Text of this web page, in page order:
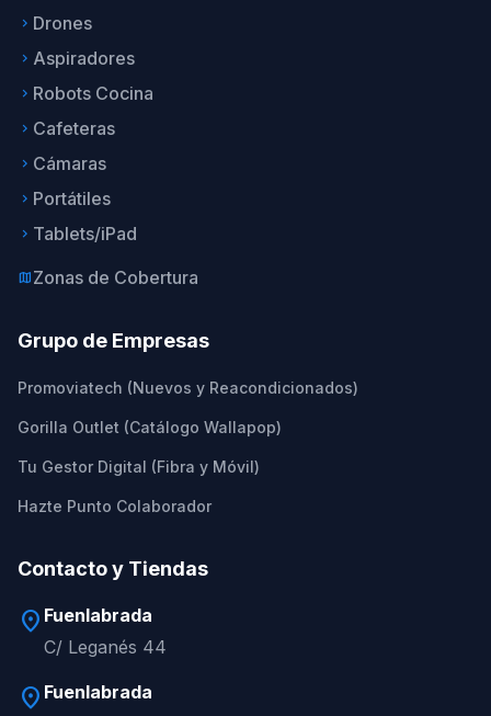
keyboard_arrow_right Drones
keyboard_arrow_right Aspiradores
keyboard_arrow_right Robots Cocina
keyboard_arrow_right Cafeteras
keyboard_arrow_right Cámaras
keyboard_arrow_right Portátiles
keyboard_arrow_right Tablets/iPad
mapZonas de Cobertura
Grupo de Empresas
Promoviatech (Nuevos y Reacondicionados)
Gorilla Outlet (Catálogo Wallapop)
Tu Gestor Digital (Fibra y Móvil)
Hazte Punto Colaborador
Contacto y Tiendas
location_on Fuenlabrada
C/ Leganés 44
location_on Fuenlabrada